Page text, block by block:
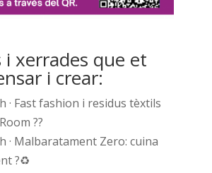
i xerrades que et
i crear:
· Fast fashion i residus tèxtils
??
· Malbaratament Zero: cuina
?♻️